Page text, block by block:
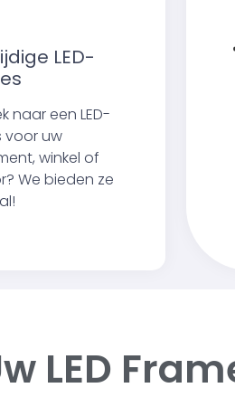
LED-
naar een LED-
voor uw
winkel of
We bieden ze
LED